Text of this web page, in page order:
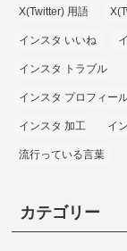
X(Twitter) 用語
インスタ いいね
インスタ トラブル
インスタ プロフィー
インスタ 加工 イ
流行っている言葉
カテゴリー